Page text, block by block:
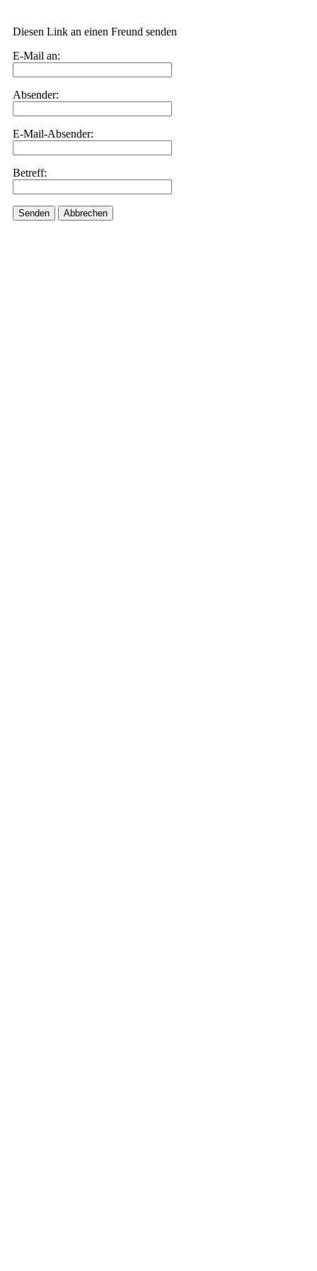
Diesen Link an einen Freund senden
E-Mail an:
Absender:
E-Mail-Absender:
Betreff:
Senden Abbrechen